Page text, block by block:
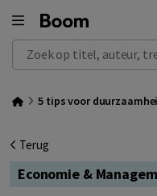
Zoek op titel, auteur,
5 tips voor
Terug
Economie &